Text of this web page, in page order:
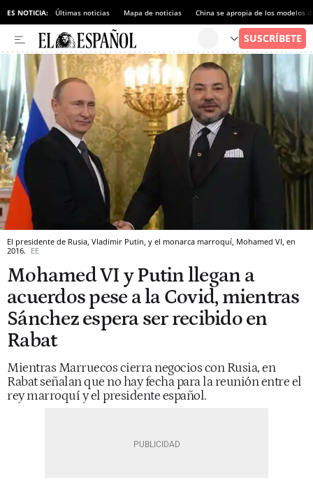
ES NOTICIA: Últimas noticias Mapa de noticias China se apropia de los modelos
El presidente de Rusia, Vladimir Putin, y el monarca marroquí, Mohamed VI, en
2016. EE
Mohamed VI y Putin llegan a
acuerdos pese a la Covid, mientras
Sánchez espera ser recibido en
Rabat
Mientras Marruecos cierra negocios con Rusia, en
Rabat señalan que no hay fecha para la reunión entre el
rey marroquí y el presidente español.